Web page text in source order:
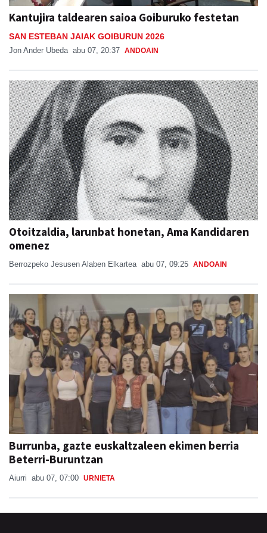
Kantujira taldearen saioa Goiburuko festetan
SAN ESTEBAN JAIAK GOIBURUN 2026
Jon Ander Ubeda abu 07, 20:37 ANDOAIN
Otoitzaldia, larunbat honetan, Ama Kandidaren
omenez
Berrozpeko Jesusen Alaben Elkartea abu 07, 09:25 ANDOAIN
Burrunba, gazte euskaltzaleen ekimen berria
Beterri-Buruntzan
Aiurri abu 07, 07:00 URNIETA